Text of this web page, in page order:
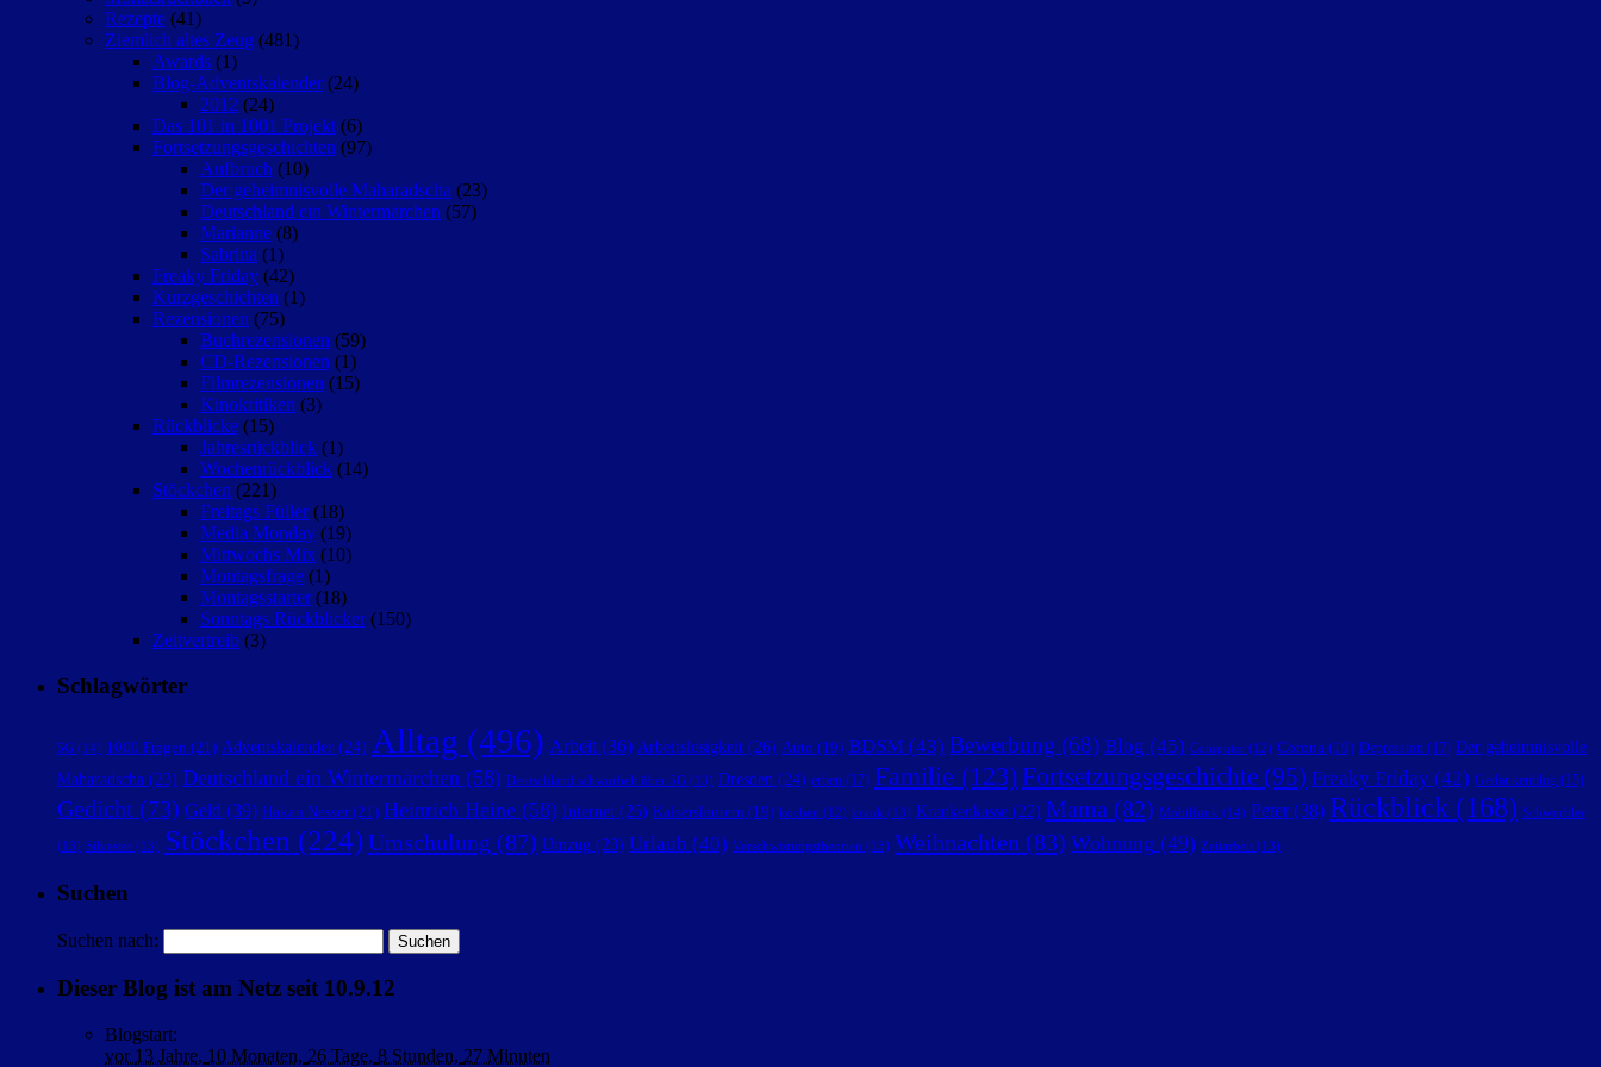
Rezepte (41)
Ziemlich altes Zeug (481)
Awards (1)
Blog-Adventskalender (24)
2012 (24)
Das 101 in 1001 Projekt (6)
Fortsetzungsgeschichten (97)
Aufbruch (10)
Der geheimnisvolle Maharadscha (23)
Deutschland ein Wintermärchen (57)
Marianne (8)
Sabrina (1)
Freaky Friday (42)
Kurzgeschichten (1)
Rezensionen (75)
Buchrezensionen (59)
CD-Rezensionen (1)
Filmrezensionen (15)
Kinokritiken (3)
Rückblicke (15)
Jahresrückblick (1)
Wochenrückblick (14)
Stöckchen (221)
Freitags Füller (18)
Media Monday (19)
Mittwochs Mix (10)
Montagsfrage (1)
Montagsstarter (18)
Sonntags Rückblicker (150)
Zeitvertreib (3)
Schlagwörter
5G (14) 1000 Fragen (21) Adventskalender (24) Alltag (496) Arbeit (36) Arbeitslosigkeit (26) Auto (19) BDSM (43) Bewerbung (68) Blog (45) Computer (12) Corona (19) Depression (17) Der geheimnisvolle
Maharadscha (23) Deutschland ein Wintermärchen (58) Deutschland schwurbelt über 5G (13) Dresden (24) erben (17) Familie (123)Fortsetzungsgeschichte (95) Freaky Friday (42) Gedankenblog (15)
Gedicht (73) Geld (39) Hakan Nesser(21) Heinrich Heine (58) Internet (25) Kaiserslautern (19) kochen (12) krank (13) Krankenkasse (22) Mama (82) Mobilfunk (14) Peter (38) Rückblick (168) Schwurbler
(13) Silvester (13) Stöckchen (224)Umschulung (87) Umzug (23) Urlaub (40) Verschwörungstheorien (13) Weihnachten (83) Wohnung (49) Zeitarbeit (13)
Suchen
Suchen nach:
Dieser Blog ist am Netz seit 10.9.12
Blogstart:
vor 13 Jahre, 10 Monaten, 26 Tage, 8 Stunden, 27 Minuten